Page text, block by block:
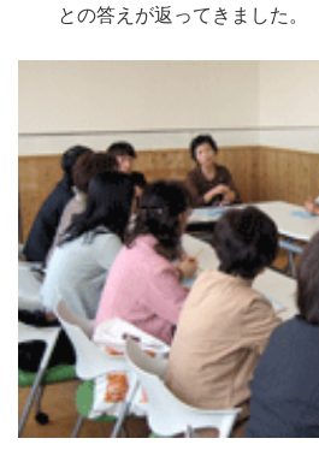
との答えが返ってきました。